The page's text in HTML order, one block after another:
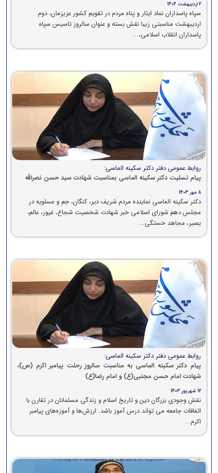
2 اردیبهشت 1404
سپاه پاسداران نماد ایثار و پناه مردم در تقویم کشور عزیزمان، دوم
اردیبهشت مناسبتی زیبا نقش بسته و عنوان سالروز تاسیس سپاه
پاسداران انقلاب اسلامی،...
روابط عمومی دفتر دکتر سکینه الماسی:
پیام تسلیت دکتر سکینه الماسی بمناسبت شهادت سید حسن نصرالله
8 مهر 1403
دکتر سکینه الماسی نماینده مردم شریف دیر، کنگان، جم و عسلویه در
مجلس دهم شورای اسلامی خبر شهادت شخصیت شجاع، غیور، عالم،
بصیر، مجاهد خستگی...
روابط عمومی دفتر دکتر سکینه الماسی:
پیام دکتر سکینه الماسی به مناسبت سالروز رحلت پیامبر اکرم (ص)،
شهادت امام حسن مجتبی(ع) و امام رضا(ع)
12 شهریور 1403
نقش وجودی بزرگان دین و تاریخ اسلام و زندگی مسلمانان در تقارن با
اتفاقات جامعه می تواند درس آموز باشد. ارزش‌ها و آموزه‌های پیامبر
اکرم...